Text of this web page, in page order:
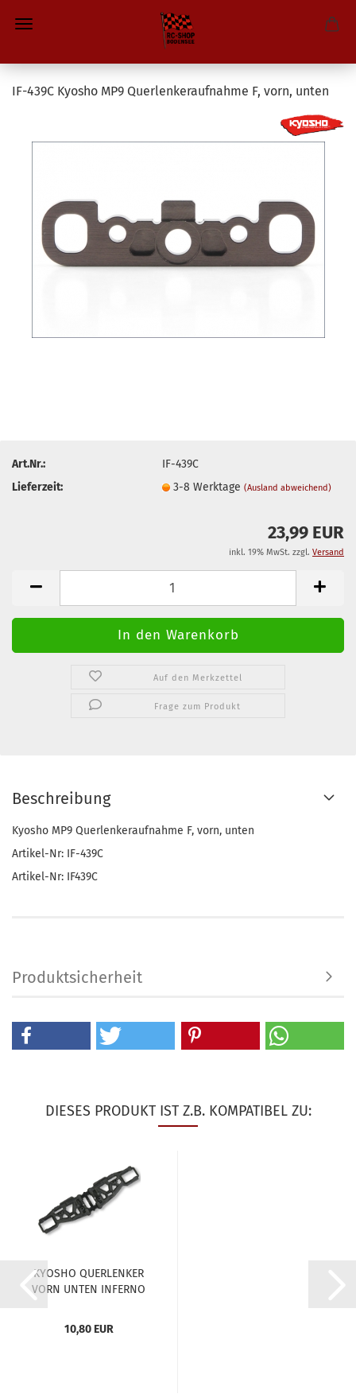
IF-439C Kyosho MP9 Querlenkeraufnahme F, vorn, unten
Art.Nr.:
IF-439C
Lieferzeit:
3-8 Werktage(Ausland abweichend)
23,99 EUR
inkl. 19% MwSt. zzgl. Versand
Auf den Merkzettel
Frage zum Produkt
Beschreibung
Kyosho MP9 Querlenkeraufnahme F, vorn, unten
Artikel-Nr: IF-439C
Artikel-Nr: IF439C
Produktsicherheit
DIESES PRODUKT IST Z.B. KOMPATIBEL ZU:
KYOSHO QUERLENKER
VORN UNTEN INFERNO
10,80 EUR